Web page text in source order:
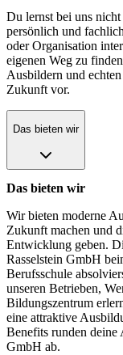
Du lernst bei uns
persönlich und
oder Organisation
eigenen Weg zu
Ausbildern und
Zukunft vor.
Das bieten wir
Das bieten wir
Wir bieten moderne
Zukunft machen und
Entwicklung geben.
Rasselstein GmbH
Berufsschule
unseren Betrieben,
Bildungszentrum
eine attraktive
Benefits runden deine
GmbH ab.